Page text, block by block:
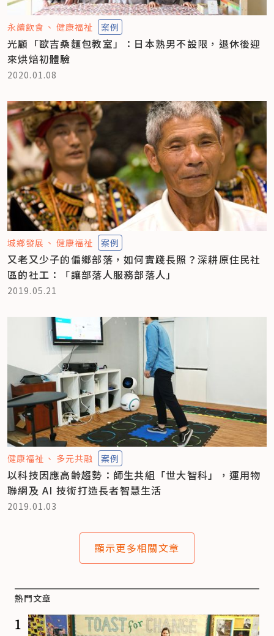
永續飲食 健康福祉 案例
光顧「歐吉桑麵包教室」：日本熟男不設限，退休後迎
來烘焙初體驗
2020.01.08
城鄉發展 健康福祉 案例
又老又少子的偏鄉部落，如何實踐長照？深耕原住民社
區的社工：「讓部落人服務部落人」
2019.05.21
健康福祉 多元共融 案例
以科技因應高齡趨勢：師生共組「世大智科」，運用物
聯網及 AI 技術打造長者智慧生活
2019.01.03
顯示更多相關文章
熱門文章
1